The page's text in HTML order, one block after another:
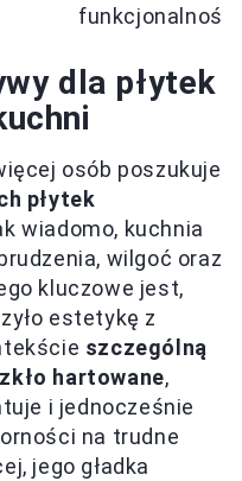
funkcjonalność.
dla płytek
osób poszukuje
płytek
wiadomo, kuchnia
wilgoć oraz
kluczowe jest,
estetykę z
szczególną
hartowane,
i jednocześnie
na trudne
jego gładka